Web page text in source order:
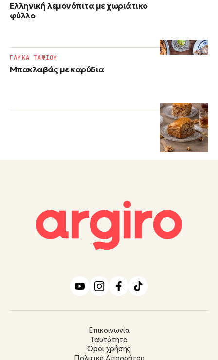
Ελληνική λεμονόπιτα με χωριάτικο
φύλλο
Μπακλαβάς με καρύδια
ΓΛΥΚΑ ΤΑΨΙΟΥ
Επικοινωνία
Ταυτότητα
Όροι χρήσης
Πολιτική Απορρήτου